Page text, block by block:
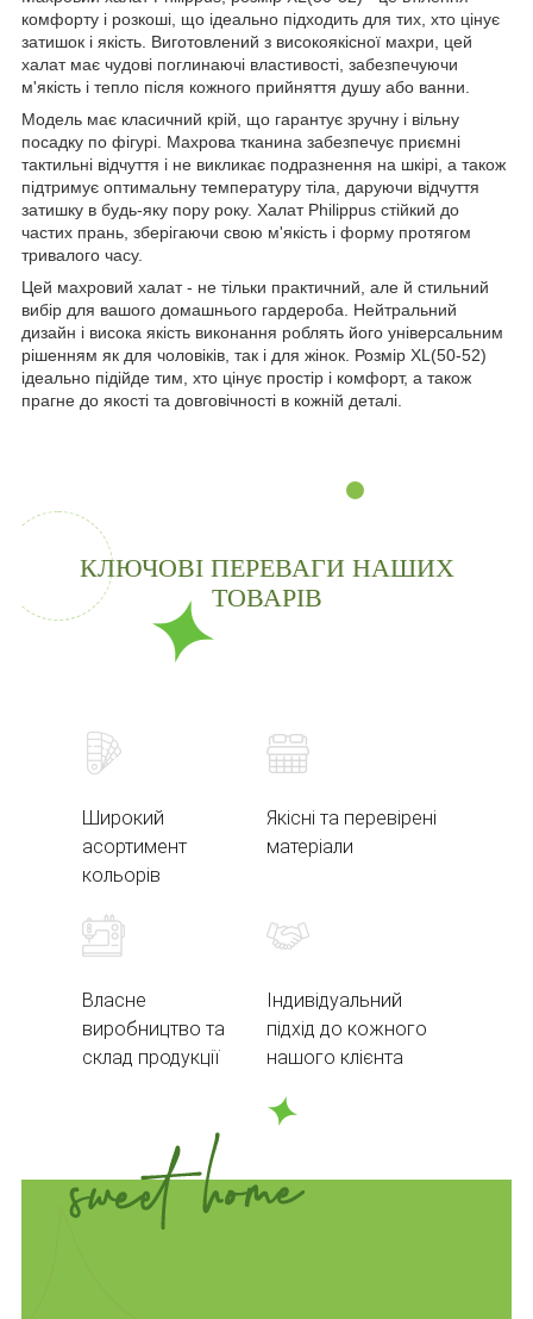
комфорту і розкоші, що ідеально підходить для тих, хто цінує
затишок і якість. Виготовлений з високоякісної махри, цей
халат має чудові поглинаючі властивості, забезпечуючи
м'якість і тепло після кожного прийняття душу або ванни.
Модель має класичний крій, що гарантує зручну і вільну
посадку по фігурі. Махрова тканина забезпечує приємні
тактильні відчуття і не викликає подразнення на шкірі, а також
підтримує оптимальну температуру тіла, даруючи відчуття
затишку в будь-яку пору року. Халат Philippus стійкий до
частих прань, зберігаючи свою м'якість і форму протягом
тривалого часу.
Цей махровий халат - не тільки практичний, але й стильний
вибір для вашого домашнього гардероба. Нейтральний
дизайн і висока якість виконання роблять його універсальним
рішенням як для чоловіків, так і для жінок. Розмір XL(50-52)
ідеально підійде тим, хто цінує простір і комфорт, а також
прагне до якості та довговічності в кожній деталі.
КЛЮЧОВІ ПЕРЕВАГИ НАШИХ
ТОВАРІВ
Широкий
асортимент
кольорів
Якісні та перевірені
матеріали
Власне
виробництво та
склад продукції
Індивідуальний
підхід до кожного
нашого клієнта